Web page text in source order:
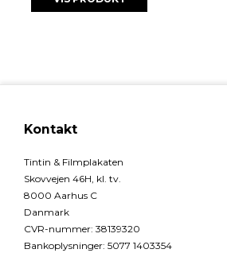
Kontakt
Tintin & Filmplakaten
Skovvejen 46H, kl. tv.
8000 Aarhus C
Danmark
CVR-nummer: 38139320
Bankoplysninger: 5077 1403354